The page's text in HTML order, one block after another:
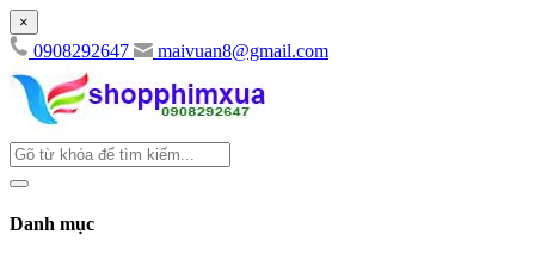
×
0908292647 maivuan8@gmail.com
Danh mục